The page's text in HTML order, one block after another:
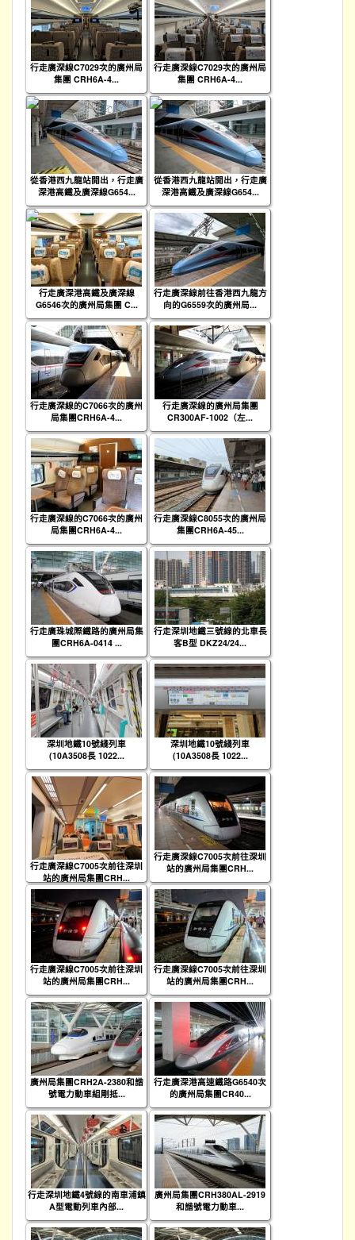
行走廣深線C7029次的廣州局
集團 CRH6A-4...
行走廣深線C7029次的廣州局
集團 CRH6A-4...
從香港西九龍站開出，行走廣
深港高鐵及廣深線G654...
從香港西九龍站開出，行走廣
深港高鐵及廣深線G654...
行走廣深港高鐵及廣深線
G6546次的廣州局集團 C...
行走廣深線前往香港西九龍方
向的G6559次的廣州局...
行走廣深線的C7066次的廣州
局集團CRH6A-4...
行走廣深線的廣州局集團
CR300AF-1002（左...
行走廣深線的C7066次的廣州
局集團CRH6A-4...
行走廣深線C8055次的廣州局
集團CRH6A-45...
行走廣珠城際鐵路的廣州局集
團CRH6A-0414 ...
行走深圳地鐵三號線的北車長
客B型 DKZ24/24...
深圳地鐵10號綫列車
(10A3508長 1022...
深圳地鐵10號綫列車
(10A3508長 1022...
行走廣深線C7005次前往深圳
站的廣州局集團CRH...
行走廣深線C7005次前往深圳
站的廣州局集團CRH...
行走廣深線C7005次前往深圳
站的廣州局集團CRH...
行走廣深線C7005次前往深圳
站的廣州局集團CRH...
廣州局集團CRH2A-2380和諧
號電力動車組剛抵...
行走廣深港高速鐵路G6540次
的廣州局集團CR40...
行走深圳地鐵4號線的南車浦鎮
A型電動列車內部...
廣州局集團CRH380AL-2919
和諧號電力動車...